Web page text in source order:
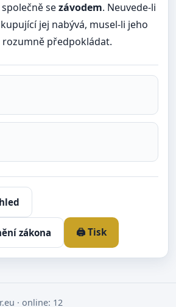
sezávodem. Neuvede-li
jej nabývá, musel-li jeho
rozumně předpokládat.
zákona 🖨️ Tisk
· online: 12